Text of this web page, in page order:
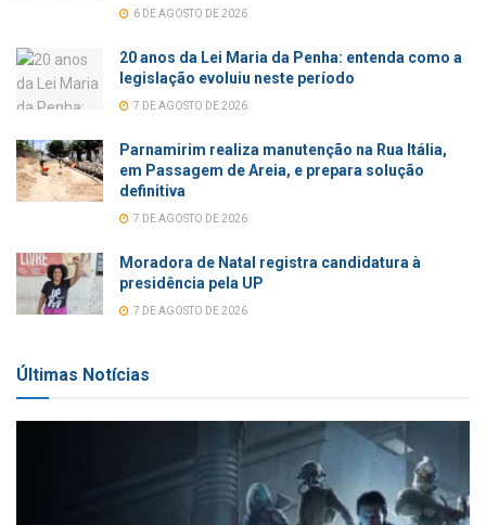
6 DE AGOSTO DE 2026
20 anos da Lei Maria da Penha: entenda como a
legislação evoluiu neste período
7 DE AGOSTO DE 2026
Parnamirim realiza manutenção na Rua Itália,
em Passagem de Areia, e prepara solução
definitiva
7 DE AGOSTO DE 2026
Moradora de Natal registra candidatura à
presidência pela UP
7 DE AGOSTO DE 2026
Últimas Notícias